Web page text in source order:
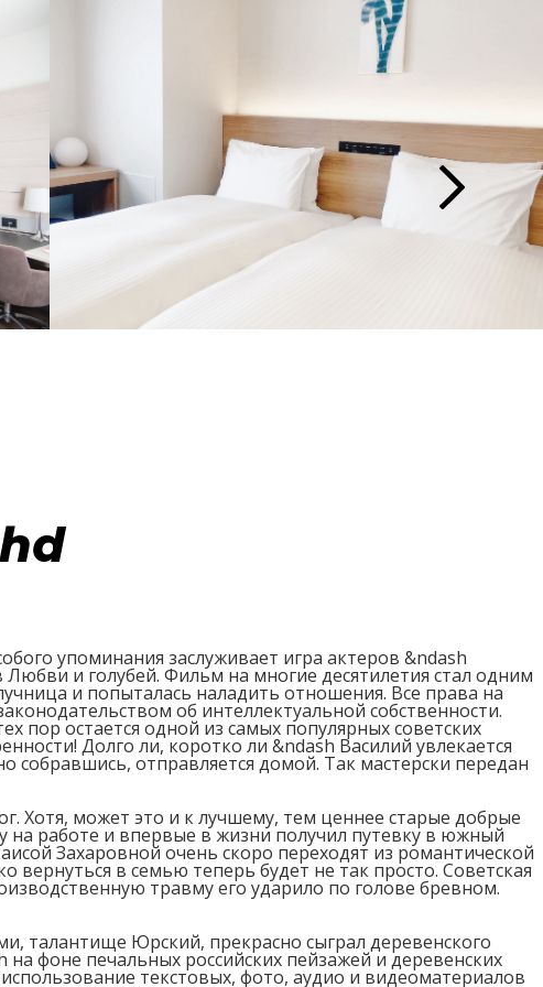
упоминания заслуживает игра актеров &ndash
и голубей. Фильм на многие десятилетия стал одним
и попыталась наладить отношения. Все права на
об интеллектуальной собственности.
остается одной из самых популярных советских
Долго ли, коротко ли &ndash Василий увлекается
собравшись, отправляется домой. Так мастерски передан
Хотя, может это и к лучшему, тем ценнее старые добрые
на работе и впервые в жизни получил путевку в южный
Захаровной очень скоро переходят из романтической
в семью теперь будет не так просто. Советская
травму его ударило по голове бревном.
талантище Юрский, прекрасно сыграл деревенского
фоне печальных российских пейзажей и деревенских
текстовых, фото, аудио и видеоматериалов